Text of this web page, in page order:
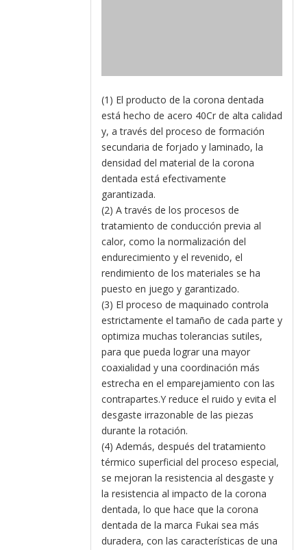
(1) El producto de la corona dentada
está hecho de acero 40Cr de alta calidad
y, a través del proceso de formación
secundaria de forjado y laminado, la
densidad del material de la corona
dentada está efectivamente
garantizada.
(2) A través de los procesos de
tratamiento de conducción previa al
calor, como la normalización del
endurecimiento y el revenido, el
rendimiento de los materiales se ha
puesto en juego y garantizado.
(3) El proceso de maquinado controla
estrictamente el tamaño de cada parte y
optimiza muchas tolerancias sutiles,
para que pueda lograr una mayor
coaxialidad y una coordinación más
estrecha en el emparejamiento con las
contrapartes.Y reduce el ruido y evita el
desgaste irrazonable de las piezas
durante la rotación.
(4) Además, después del tratamiento
térmico superficial del proceso especial,
se mejoran la resistencia al desgaste y
la resistencia al impacto de la corona
dentada, lo que hace que la corona
dentada de la marca Fukai sea más
duradera, con las características de una